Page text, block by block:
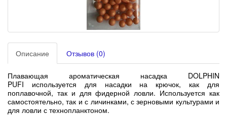
Описание Отзывов (0)
Плавающая ароматическая насадка DOLPHIN
PUFI используется для насадки на крючок, как для
поплавочной, так и для фидерной ловли. Используется как
самостоятельно, так и с личинками, с зерновыми культурами и
для ловли с технопланктоном.